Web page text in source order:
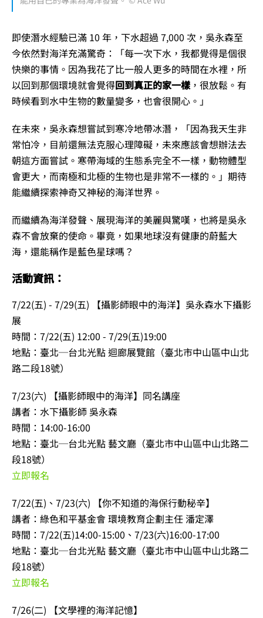
即使潛水經驗已滿 10 年，下水超過 7,000 次，吳永森至
今依然對海洋充滿驚奇：「每一次下水，我都覺得是個很
快樂的事情。因為我花了比一般人更多的時間在水裡，所
以回到那個環境就會覺得回到真正的家一樣，很放鬆。有
時候看到水中生物的數量變多，也會很開心。」
在未來，吳永森想嘗試到寒冷地帶冰潛，「因為我天生非
常怕冷，目前還無法克服心理障礙，未來應該會想辦法去
朝這方面嘗試。寒帶海域的生態系完全不一樣，動物體型
會更大，而南極和北極的生物也是非常不一樣的。」期待
能繼續探索神奇又神秘的海洋世界。
而繼續為海洋發聲、展現海洋的美麗與驚嘆，也將是吳永
森不會放棄的使命。畢竟，如果地球沒有健康的蔚藍大
海，還能稱作是藍色星球嗎？
活動資訊：
7/22(五) - 7/29(五) 【攝影師眼中的海洋】吳永森水下攝影
展
時間：7/22(五) 12:00 - 7/29(五)19:00
地點：臺北─台北光點 迴廊展覽館（臺北市中山區中山北
路二段18號）
7/23(六) 【攝影師眼中的海洋】同名講座
講者：水下攝影師 吳永森
時間：14:00-16:00
地點：臺北─台北光點 藝文廳（臺北市中山區中山北路二
段18號）
立即報名
7/22(五)、7/23(六) 【你不知道的海保行動秘辛】
講者：綠色和平基金會 環境教育企劃主任 潘定澤
時間：7/22(五)14:00-15:00、7/23(六)16:00-17:00
地點：臺北─台北光點 藝文廳（臺北市中山區中山北路二
段18號）
立即報名
7/26(二) 【文學裡的海洋記憶】